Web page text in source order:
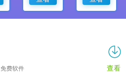
免费软件 查看